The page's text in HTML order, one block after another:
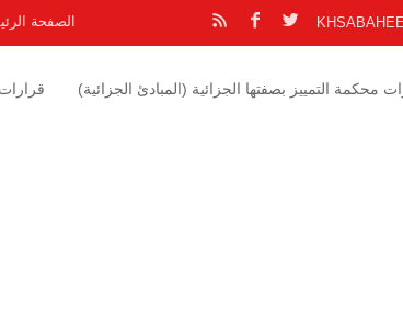
الصفحة
محكمة التمييز بصفتها الجزائية (المبادئ الجزائية)